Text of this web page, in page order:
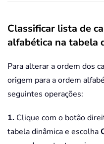
Classificar lista de
alfabética na tabela
Para alterar a ordem dos
origem para a ordem
seguintes operações:
1. Clique com o botão
tabela dinâmica e escolha